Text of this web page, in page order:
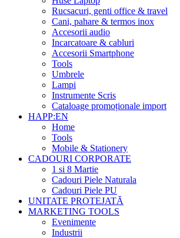
Rucsacuri, genti office & travel
Cani, pahare & termos inox
Accesorii audio
Incarcatoare & cabluri
Accesorii Smartphone
Tools
Umbrele
Lampi
Instrumente Scris
Cataloage promoționale import
HAPP:EN
Home
Tools
Mobile & Stationery
CADOURI CORPORATE
1 si 8 Martie
Cadouri Piele Naturala
Cadouri Piele PU
UNITATE PROTEJATĂ
MARKETING TOOLS
Evenimente
Industrii